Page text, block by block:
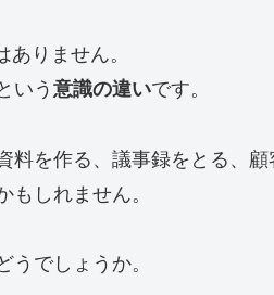
りません。
いう意識の違いです。
を作る、議事録をとる、
しれません。
でしょうか。